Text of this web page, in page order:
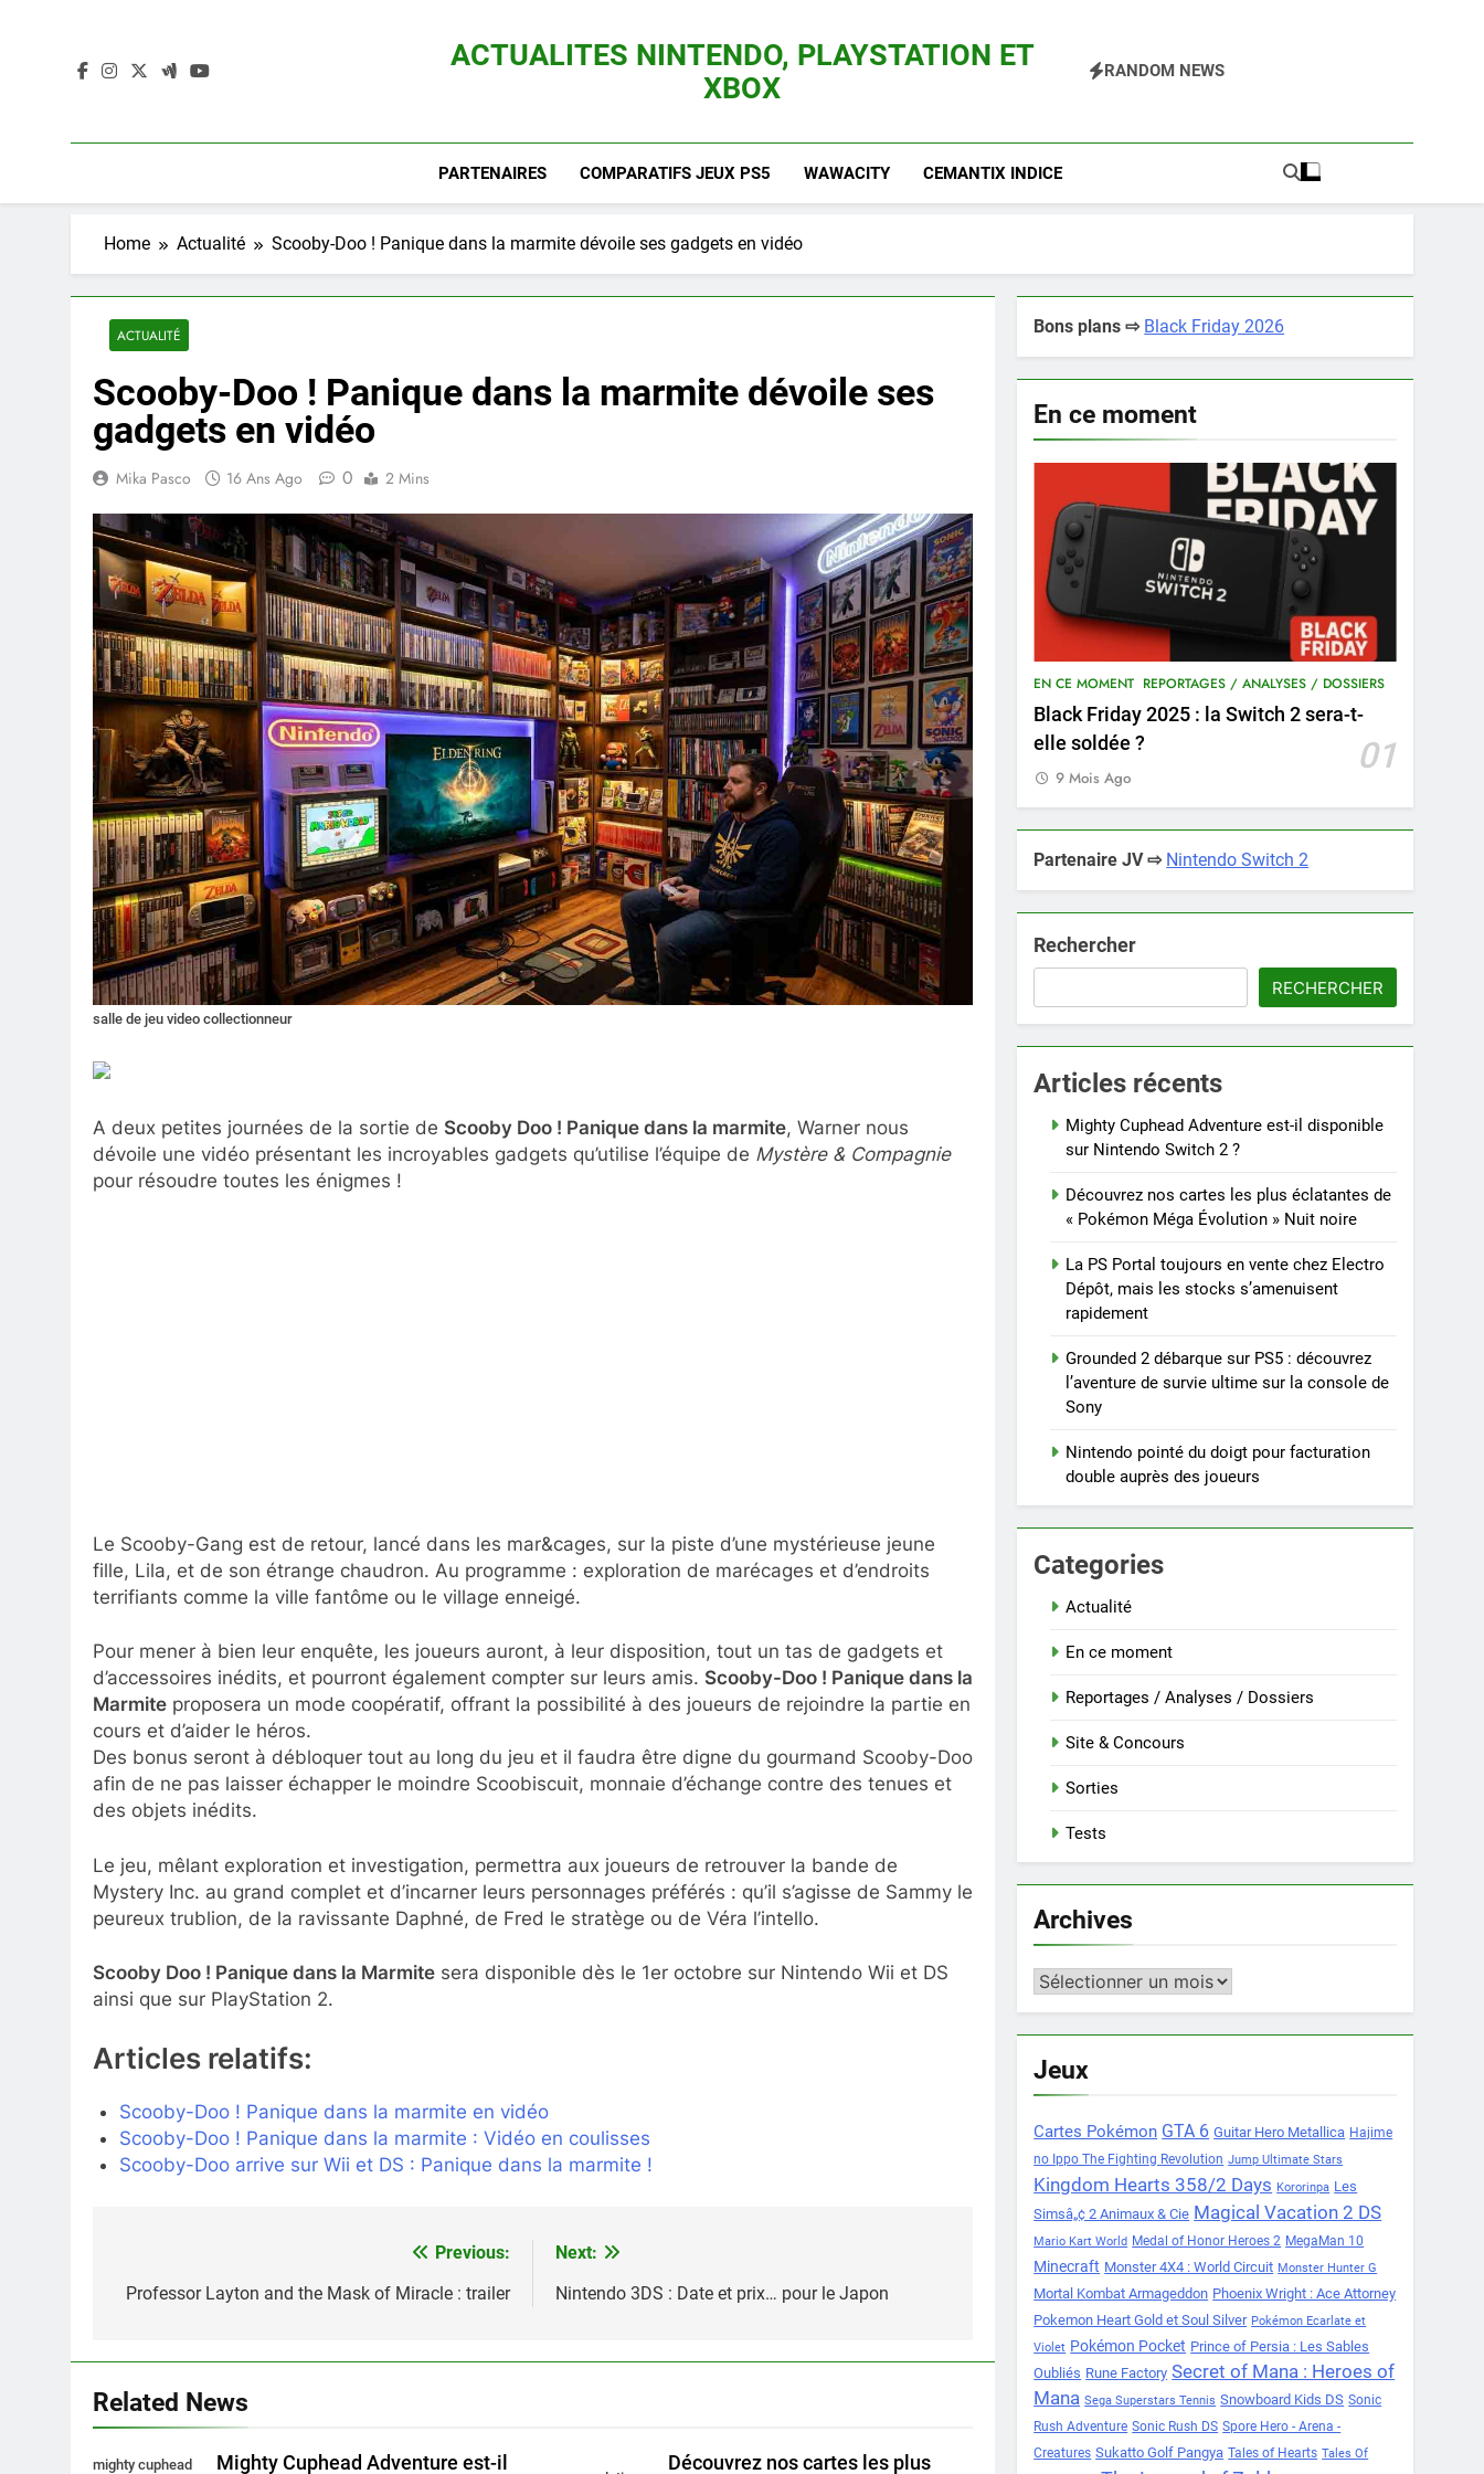
ACTUALITES NINTENDO, PLAYSTATION ET
XBOX
RANDOM NEWS
PARTENAIRES COMPARATIFS JEUX PS5 WAWACITY CEMANTIX INDICE
Home Actualité Scooby-Doo ! Panique dans la marmite dévoile ses gadgets en vidéo
ACTUALITÉ
Scooby-Doo ! Panique dans la marmite dévoile ses
gadgets en vidéo
Mika Pasco 16 Ans Ago 0 2 Mins
salle de jeu video collectionneur
A deux petites journées de la sortie de Scooby Doo ! Panique dans la marmite, Warner nous
dévoile une vidéo présentant les incroyables gadgets qu’utilise l’équipe de Mystère & Compagnie
pour résoudre toutes les énigmes !
Le Scooby-Gang est de retour, lancé dans les mar&cages, sur la piste d’une mystérieuse jeune
fille, Lila, et de son étrange chaudron. Au programme : exploration de marécages et d’endroits
terrifiants comme la ville fantôme ou le village enneigé.
Pour mener à bien leur enquête, les joueurs auront, à leur disposition, tout un tas de gadgets et
d’accessoires inédits, et pourront également compter sur leurs amis. Scooby-Doo ! Panique dans la
Marmite proposera un mode coopératif, offrant la possibilité à des joueurs de rejoindre la partie en
cours et d’aider le héros.
Des bonus seront à débloquer tout au long du jeu et il faudra être digne du gourmand Scooby-Doo
afin de ne pas laisser échapper le moindre Scoobiscuit, monnaie d’échange contre des tenues et
des objets inédits.
Le jeu, mêlant exploration et investigation, permettra aux joueurs de retrouver la bande de
Mystery Inc. au grand complet et d’incarner leurs personnages préférés : qu’il s’agisse de Sammy le
peureux trublion, de la ravissante Daphné, de Fred le stratège ou de Véra l’intello.
Scooby Doo ! Panique dans la Marmite sera disponible dès le 1er octobre sur Nintendo Wii et DS
ainsi que sur PlayStation 2.
Articles relatifs:
Scooby-Doo ! Panique dans la marmite en vidéo
Scooby-Doo ! Panique dans la marmite : Vidéo en coulisses
Scooby-Doo arrive sur Wii et DS : Panique dans la marmite !
de
Previous:
Professor Layton and the Mask of Miracle : trailer
Next:
Nintendo 3DS : Date et prix… pour le Japon
Related News
mighty cuphead Mighty Cuphead Adventure est-il Découvrez nos cartes les plus
Bons plans ⇨ Black Friday 2026
En ce moment
EN CE MOMENT REPORTAGES / ANALYSES / DOSSIERS
Black Friday 2025 : la Switch 2 sera-t-
elle soldée ?
01
9 Mois Ago
Partenaire JV ⇨ Nintendo Switch 2
Rechercher
RECHERCHER
Articles récents
Mighty Cuphead Adventure est-il disponible
sur Nintendo Switch 2 ?
Découvrez nos cartes les plus éclatantes de
« Pokémon Méga Évolution » Nuit noire
La PS Portal toujours en vente chez Electro
Dépôt, mais les stocks s’amenuisent
rapidement
Grounded 2 débarque sur PS5 : découvrez
l’aventure de survie ultime sur la console de
Sony
Nintendo pointé du doigt pour facturation
double auprès des joueurs
Categories
Actualité
En ce moment
Reportages / Analyses / Dossiers
Site & Concours
Sorties
Tests
Archives
Archives
Jeux
Cartes Pokémon GTA 6 Guitar Hero Metallica Hajime
no Ippo The Fighting Revolution Jump Ultimate Stars
Kingdom Hearts 358/2 Days Kororinpa Les
Simsâ„¢ 2 Animaux & Cie Magical Vacation 2 DS
Mario Kart World Medal of Honor Heroes 2 MegaMan 10
Minecraft Monster 4X4 : World Circuit Monster Hunter G
Mortal Kombat Armageddon Phoenix Wright : Ace Attorney
Pokemon Heart Gold et Soul Silver Pokémon Ecarlate et
Violet Pokémon Pocket Prince of Persia : Les Sables
Oubliés Rune Factory Secret of Mana : Heroes of
Mana Sega Superstars Tennis Snowboard Kids DS Sonic
Rush Adventure Sonic Rush DS Spore Hero - Arena -
Creatures Sukatto Golf Pangya Tales of Hearts Tales Of